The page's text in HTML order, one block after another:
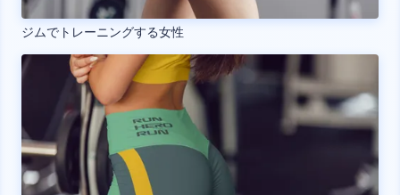
ジムでトレーニングする女性